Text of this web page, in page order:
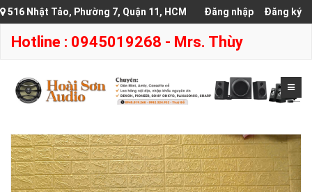
516 Nhật Tảo, Phường 7, Quận 11, HCM Đăng nhập Đăng ký
Hotline : 0945019268 - Mrs. Thùy